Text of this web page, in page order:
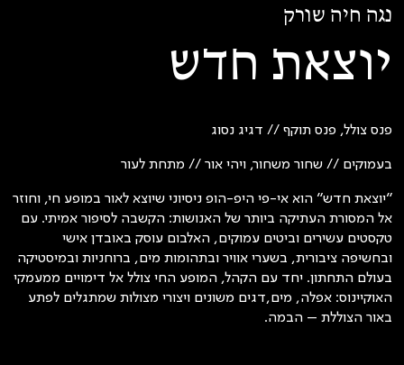
נגה חיה שורק
יוצאת חדש
פנס צולל, פנס תוקף // דגיג נסוג
בעמוקים // שחור משחור, ויהי אור // מתחת לעור
״יוצאת חדש״ הוא אי-פי היפ-הופ ניסיוני שיוצא לאור במופע חי, וחוזר
אל המסורת העתיקה ביותר של האנושות: הקשבה לסיפור אמיתי. עם
טקסטים עשירים וביטים עמוקים, האלבום עוסק באובדן אישי
ובחשיפה ציבורית, בשערי אוויר ובתהומות מים, ברוחניות ובמיסטיקה
בעולם התחתון. יחד עם הקהל, המופע החי צולל אל דימויים ממעמקי
האוקיינוס: אפלה, מים,דגים משונים ויצורי מצולות שמתגלים לפתע
באור הצוללת – הבמה.